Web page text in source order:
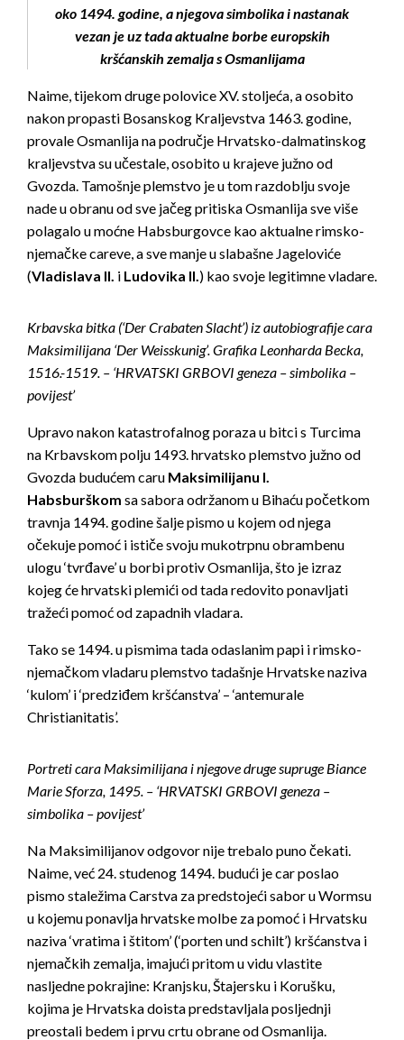
oko 1494. godine, a njegova simbolika i nastanak
vezan je uz tada aktualne borbe europskih
kršćanskih zemalja s Osmanlijama
Naime, tijekom druge polovice XV. stoljeća, a osobito
nakon propasti Bosanskog Kraljevstva 1463. godine,
provale Osmanlija na područje Hrvatsko-dalmatinskog
kraljevstva su učestale, osobito u krajeve južno od
Gvozda. Tamošnje plemstvo je u tom razdoblju svoje
nade u obranu od sve jačeg pritiska Osmanlija sve više
polagalo u moćne Habsburgovce kao aktualne rimsko-
njemačke careve, a sve manje u slabašne Jageloviće
(Vladislava II. i Ludovika II. ) kao svoje legitimne vladare.
Krbavska bitka (‘Der Crabaten Slacht’) iz autobiografije cara
Maksimilijana ‘Der Weisskunig’. Grafika Leonharda Becka,
1516.-1519. – ‘HRVATSKI GRBOVI geneza – simbolika –
povijest’
Upravo nakon katastrofalnog poraza u bitci s Turcima
na Krbavskom polju 1493. hrvatsko plemstvo južno od
Gvozda budućem caru Maksimilijanu I.
Habsburškom sa sabora održanom u Bihaću početkom
travnja 1494. godine šalje pismo u kojem od njega
očekuje pomoć i ističe svoju mukotrpnu obrambenu
ulogu ‘tvrđave’ u borbi protiv Osmanlija, što je izraz
kojeg će hrvatski plemići od tada redovito ponavljati
tražeći pomoć od zapadnih vladara.
Tako se 1494. u pismima tada odaslanim papi i rimsko-
njemačkom vladaru plemstvo tadašnje Hrvatske naziva
‘kulom’ i ‘predziđem kršćanstva’ – ‘antemurale
Christianitatis’.
Portreti cara Maksimilijana i njegove druge supruge Biance
Marie Sforza, 1495. – ‘HRVATSKI GRBOVI geneza –
simbolika – povijest’
Na Maksimilijanov odgovor nije trebalo puno čekati.
Naime, već 24. studenog 1494. budući je car poslao
pismo staležima Carstva za predstojeći sabor u Wormsu
u kojemu ponavlja hrvatske molbe za pomoć i Hrvatsku
naziva ‘vratima i štitom’ (‘porten und schilt’) kršćanstva i
njemačkih zemalja, imajući pritom u vidu vlastite
nasljedne pokrajine: Kranjsku, Štajersku i Korušku,
kojima je Hrvatska doista predstavljala posljednji
preostali bedem i prvu crtu obrane od Osmanlija.